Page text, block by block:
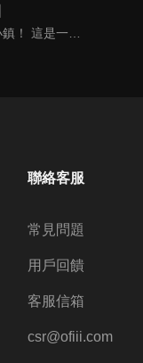
聯絡客服
常見問題
用戶回饋
客服信箱
csr@ofiii.com